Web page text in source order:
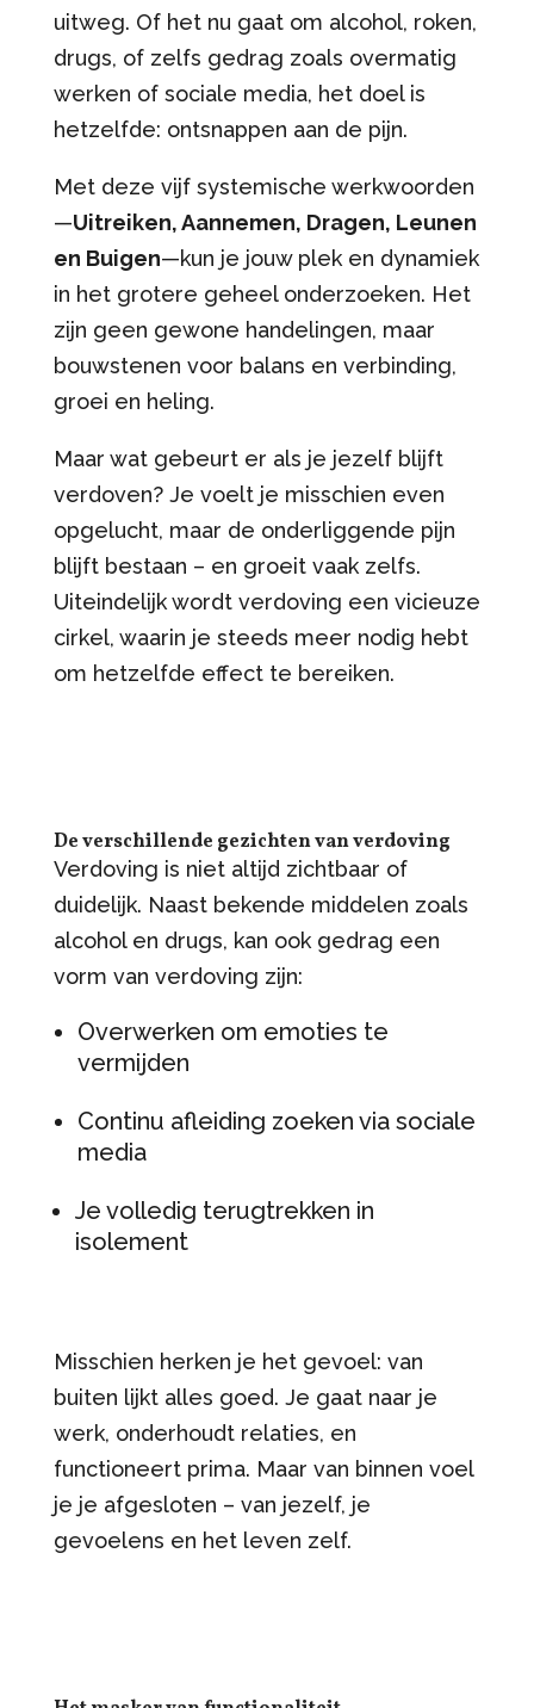
uitweg. Of het nu gaat om alcohol, roken,
drugs, of zelfs gedrag zoals overmatig
werken of sociale media, het doel is
hetzelfde: ontsnappen aan de pijn.
Met deze vijf systemische werkwoorden
—Uitreiken, Aannemen, Dragen, Leunen
en Buigen—kun je jouw plek en dynamiek
in het grotere geheel onderzoeken. Het
zijn geen gewone handelingen, maar
bouwstenen voor balans en verbinding,
groei en heling.
Maar wat gebeurt er als je jezelf blijft
verdoven? Je voelt je misschien even
opgelucht, maar de onderliggende pijn
blijft bestaan – en groeit vaak zelfs.
Uiteindelijk wordt verdoving een vicieuze
cirkel, waarin je steeds meer nodig hebt
om hetzelfde effect te bereiken.
De verschillende gezichten van verdoving
Verdoving is niet altijd zichtbaar of
duidelijk. Naast bekende middelen zoals
alcohol en drugs, kan ook gedrag een
vorm van verdoving zijn:
Overwerken om emoties te
vermijden
Continu afleiding zoeken via sociale
media
Je volledig terugtrekken in
isolement
Misschien herken je het gevoel: van
buiten lijkt alles goed. Je gaat naar je
werk, onderhoudt relaties, en
functioneert prima. Maar van binnen voel
je je afgesloten – van jezelf, je
gevoelens en het leven zelf.